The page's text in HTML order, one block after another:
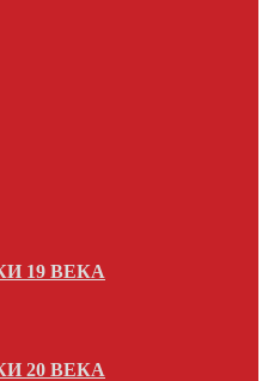
19 ВЕКА
20 ВЕКА